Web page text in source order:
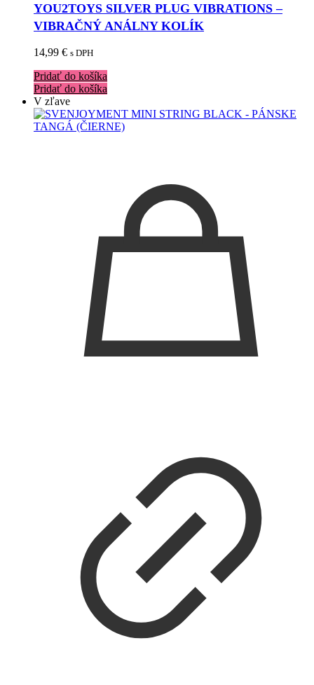
YOU2TOYS SILVER PLUG VIBRATIONS –
VIBRAČNÝ ANÁLNY KOLÍK
14,99 € s DPH
Pridať do košíka
Pridať do košíka
V zľave